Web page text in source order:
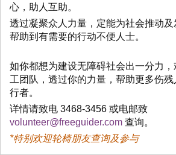
心，助人互助。
透过凝聚众人力量，定能为社会推动及
帮助到有需要的行动不便人士。
如你都想为建设无障碍社会出一分力
工团队，透过你的力量，帮助更多伤
行者。
详情请致电 3468-3456 或电邮致
volunteer@freeguider.com 查询。
*特别欢迎轮椅朋友查询及参与